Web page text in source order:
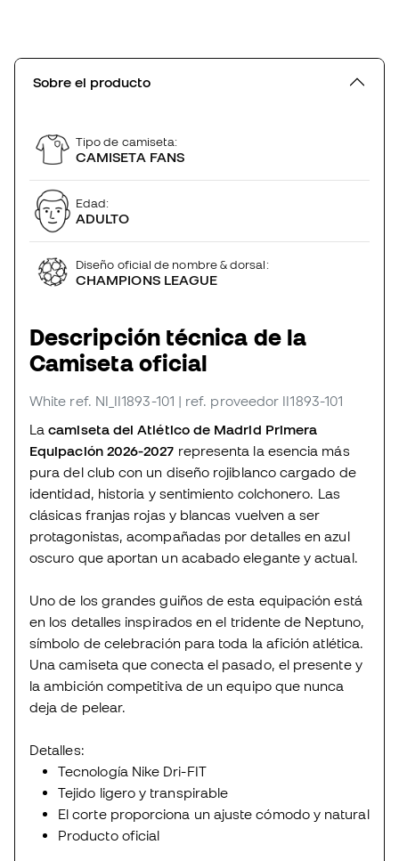
Sobre el producto
Tipo de camiseta:
CAMISETA FANS
Edad:
ADULTO
Diseño oficial de nombre & dorsal:
CHAMPIONS LEAGUE
Descripción técnica de la
Camiseta oficial
White ref. NI_II1893-101 | ref. proveedor II1893-101
La camiseta del Atlético de Madrid Primera
Equipación 2026-2027 representa la esencia más
pura del club con un diseño rojiblanco cargado de
identidad, historia y sentimiento colchonero. Las
clásicas franjas rojas y blancas vuelven a ser
protagonistas, acompañadas por detalles en azul
oscuro que aportan un acabado elegante y actual.
Uno de los grandes guiños de esta equipación está
en los detalles inspirados en el tridente de Neptuno,
símbolo de celebración para toda la afición atlética.
Una camiseta que conecta el pasado, el presente y
la ambición competitiva de un equipo que nunca
deja de pelear.
Detalles:
Tecnología Nike Dri-FIT
Tejido ligero y transpirable
El corte proporciona un ajuste cómodo y natural
Producto oficial